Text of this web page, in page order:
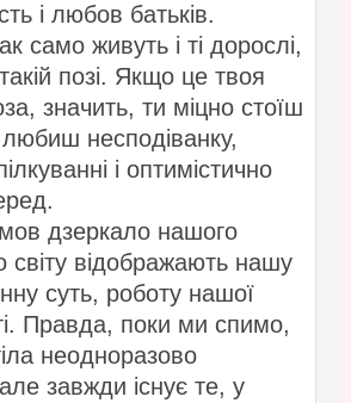
і любов батьків.
само живуть і ті дорослі,
позі. Якщо це твоя
значить, ти міцно стоїш
несподіванку,
і оптимістично
дзеркало нашого
світу відображають нашу
суть, роботу нашої
Правда, поки ми спимо,
неодноразово
завжди існує те, у